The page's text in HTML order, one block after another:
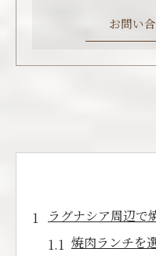
お問い
ラグナシア周辺で
焼肉ランチを